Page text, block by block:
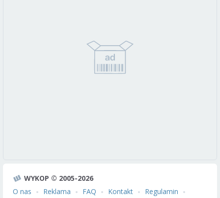
WYKOP © 2005-2026
O nas
Reklama FAQ Kontakt
Regulamin